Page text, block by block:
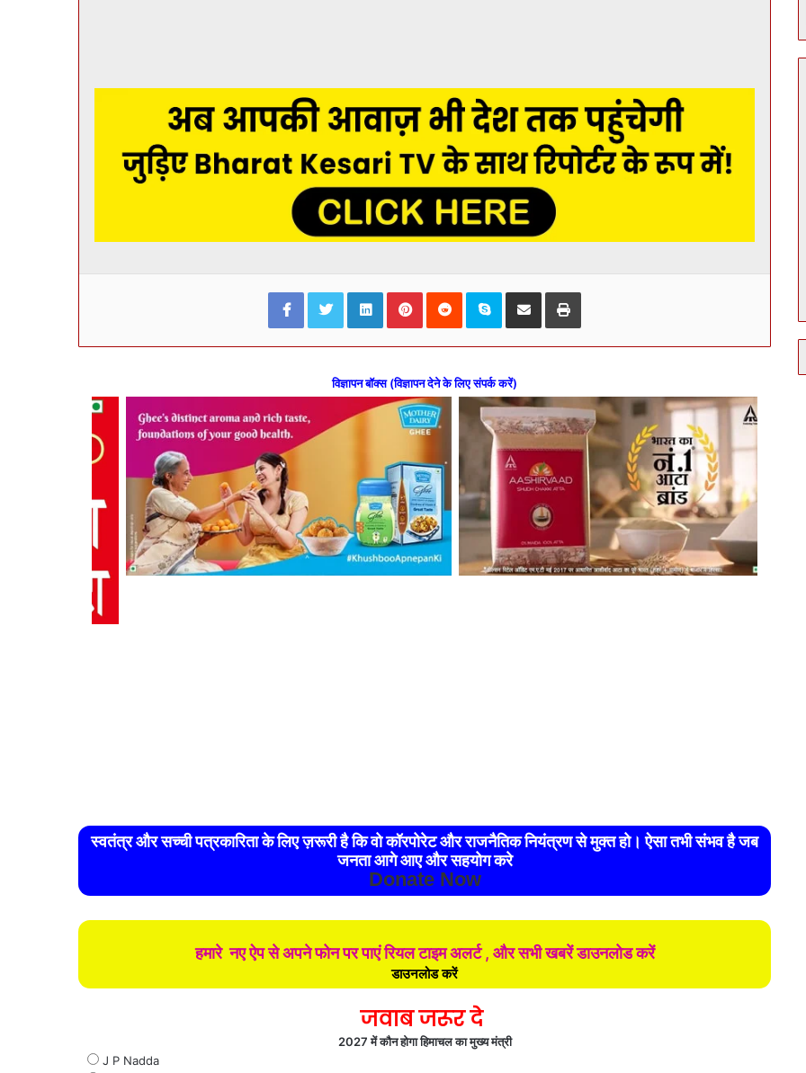
FacebookTwitterLinkedInPinterestReddit Skype Share via Email Print
विज्ञापन बॉक्स (विज्ञापन देने के लिए संपर्क करें)
स्वतंत्र और सच्ची पत्रकारिता के लिए ज़रूरी है कि वो कॉरपोरेट और राजनैतिक नियंत्रण से मुक्त हो। ऐसा तभी संभव है जब
जनता आगे आए और सहयोग करे
Donate Now
हमारे नए ऐप से अपने फोन पर पाएं रियल टाइम अलर्ट , और सभी खबरें डाउनलोड करें
डाउनलोड करें
जवाब जरूर दे
2027 में कौन होगा हिमाचल का मुख्य मंत्री
J P Nadda